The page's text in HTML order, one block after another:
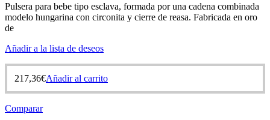
Pulsera para bebe tipo esclava, formada por una cadena combinada
modelo hungarina con circonita y cierre de reasa. Fabricada en oro
de
Añadir a la lista de deseos
217,36€Añadir al carrito
Comparar